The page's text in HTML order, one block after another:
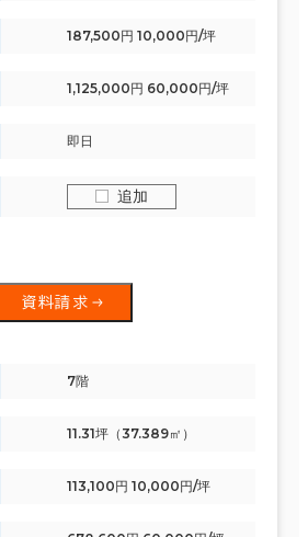
187,500円 10,000円/坪
1,125,000円 60,000円/坪
即日
追加
資料請求
7階
11.31坪（37.389㎡）
113,100円 10,000円/坪